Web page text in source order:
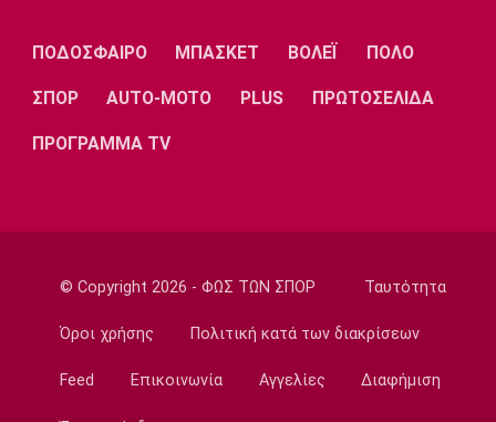
ΠΑΟΚ: Γηραιότερος βασικός στην ιστορία
του ο Τάισον
09:10
Προτάθηκε στον Ολυμπιακό ο Σέμι Οτζελέγε
Τζαρίδου
EuroLeague
Euroleague»
ΠΟΔΟΣΦΑΙΡΟ ΜΠΑΣΚΕΤ ΒΟΛΕΪ ΠΟΛΟ
ΣΠΟΡ AUTO-MOTO PLUS ΠΡΩΤΟΣΕΛΙΔΑ
ΠΡΟΓΡΑΜΜΑ TV
© Copyright 2026 - ΦΩΣ ΤΩΝ ΣΠΟΡ Ταυτότητα
Όροι χρήσης Πολιτική κατά των διακρίσεων
Feed Επικοινωνία Αγγελίες Διαφήμιση